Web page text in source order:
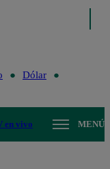
Dólar
en vivo MENÚ